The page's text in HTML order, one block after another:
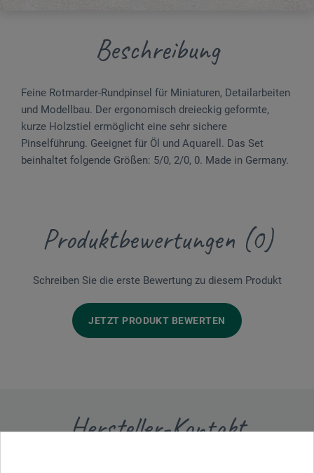
Beschreibung
Feine Rotmarder-Rundpinsel für Miniaturen, Detail­arbeiten
und Modellbau. Der ergonomisch dreieckig geformte,
kurze Holzstiel ermöglicht eine sehr sichere
Pinselführung. Geeignet für Öl und Aquarell. Das Set
beinhaltet folgende Größen: 5/0, 2/0, 0. Made in Germany.
Produktbewertungen (0)
Schreiben Sie die erste Bewertung zu diesem Produkt
JETZT PRODUKT BEWERTEN
Hersteller-Kontakt